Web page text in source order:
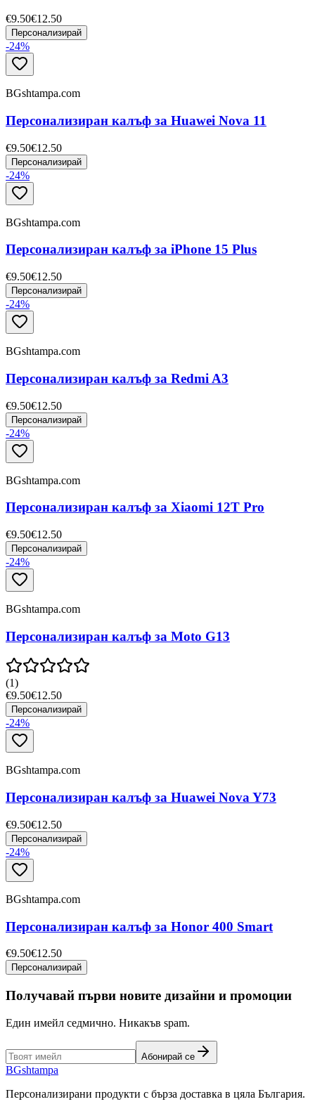
€9.50€12.50
Персонализирай
-24%
BGshtampa.com
Персонализиран калъф за Huawei Nova 11
€9.50€12.50
Персонализирай
-24%
BGshtampa.com
Персонализиран калъф за iPhone 15 Plus
€9.50€12.50
Персонализирай
-24%
BGshtampa.com
Персонализиран калъф за Redmi A3
€9.50€12.50
Персонализирай
-24%
BGshtampa.com
Персонализиран калъф за Xiaomi 12T Pro
€9.50€12.50
Персонализирай
-24%
BGshtampa.com
Персонализиран калъф за Moto G13
(1)
€9.50€12.50
Персонализирай
-24%
BGshtampa.com
Персонализиран калъф за Huawei Nova Y73
€9.50€12.50
Персонализирай
-24%
BGshtampa.com
Персонализиран калъф за Honor 400 Smart
€9.50€12.50
Персонализирай
Получавай първи новите дизайни и промоции
Един имейл седмично. Никакъв spam.
Абонирай се
BGshtampa
Персонализирани продукти с бърза доставка в цяла България.